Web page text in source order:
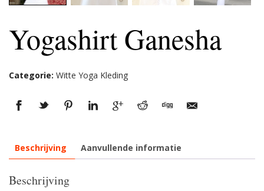
Yogashirt Ganesha
Categorie: Witte Yoga Kleding
Beschrijving Aanvullende informatie
Beschrijving